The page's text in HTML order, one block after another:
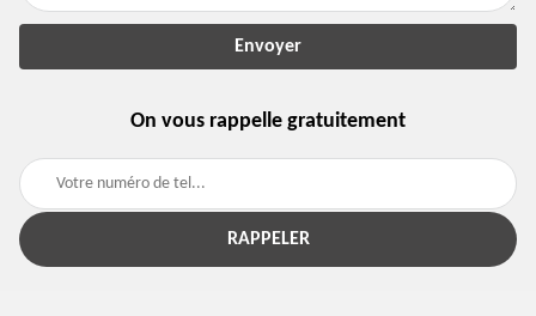
On vous rappelle gratuitement